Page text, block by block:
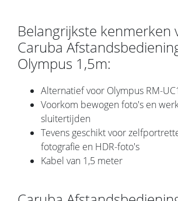
Belangrijkste kenmerken
Caruba
Olympus 1,5m:
Alternatief voor Olympus RM-
Voorkom bewogen foto's en
sluitertijden
Tevens geschikt voor
fotografie en HDR-foto's
Kabel van 1,5 meter